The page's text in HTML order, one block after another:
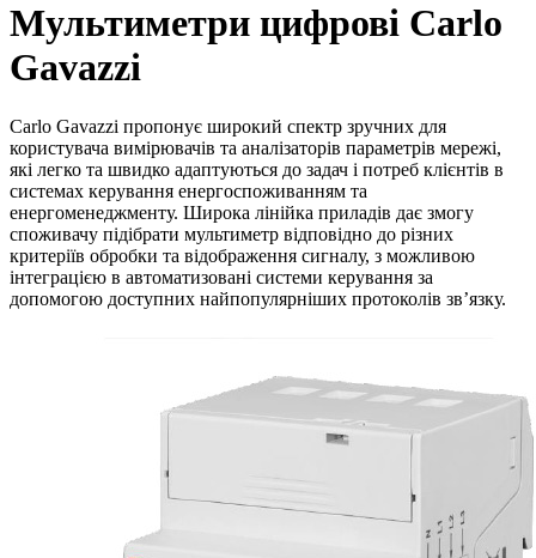
Мультиметри цифрові Carlo
Gavazzi
Carlo Gavazzi пропонує широкий спектр зручних для
користувача вимірювачів та аналізаторів параметрів мережі,
які легко та швидко адаптуються до задач і потреб клієнтів в
системах керування енергоспоживанням та
енергоменеджменту. Широка лінійка приладів дає змогу
споживачу підібрати мультиметр відповідно до різних
критеріїв обробки та відображення сигналу, з можливою
інтеграцією в автоматизовані системи керування за
допомогою доступних найпопулярніших протоколів зв’язку.